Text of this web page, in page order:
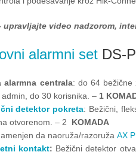
video nadzorom,
alarmni set DS-
alarmna centrala: do 64 bežične
do 30 korisnika. – 1
detektor pokreta: Bežični,
otvorenom. – 2 KOMADA
da naoruža/razoruža AX
kontakt: Bežični detektor